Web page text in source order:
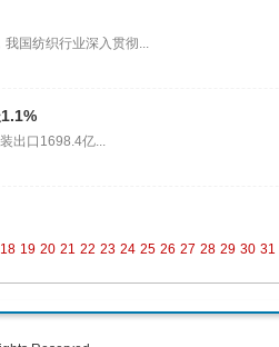
国纺织行业深入贯彻...
出口1698.4亿...
18 19 20 21 22 23 24 25 26 27 28 29 30 31